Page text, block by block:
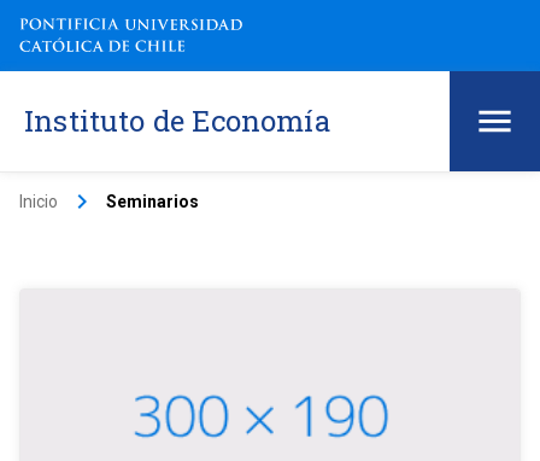
Instituto de Economía
Inicio keyboard_arrow_right Seminarios